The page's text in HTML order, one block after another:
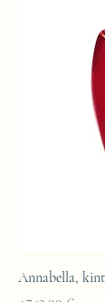
Annabella,